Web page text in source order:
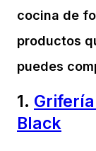
cocina de
productos
puedes
1.
Black